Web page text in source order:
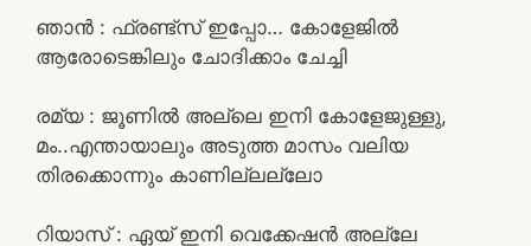
ഞാൻ : ഫ്രണ്ട്സ്‌ ഇപ്പോ… കോളേജിൽ
ആരോടെങ്കിലും ചോദിക്കാം ചേച്ചി
രമ്യ : ജൂണിൽ അല്ലെ ഇനി കോളേജുള്ളു,
മം..എന്തായാലും അടുത്ത മാസം വലിയ
തിരക്കൊന്നും കാണില്ലല്ലോ
റിയാസ് : ഏയ്‌ ഇനി വെക്കേഷൻ അല്ലേ